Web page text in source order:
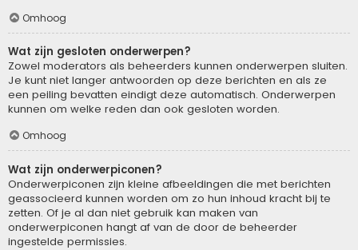
Omhoog
Wat zijn gesloten onderwerpen?
Zowel moderators als beheerders kunnen onderwerpen sluiten.
Je kunt niet langer antwoorden op deze berichten en als ze
een peiling bevatten eindigt deze automatisch. Onderwerpen
kunnen om welke reden dan ook gesloten worden.
Omhoog
Wat zijn onderwerpiconen?
Onderwerpiconen zijn kleine afbeeldingen die met berichten
geassocieerd kunnen worden om zo hun inhoud kracht bij te
zetten. Of je al dan niet gebruik kan maken van
onderwerpiconen hangt af van de door de beheerder
ingestelde permissies.